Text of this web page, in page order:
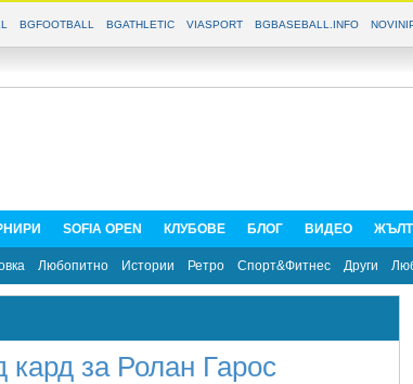
BGFOOTBALL BGATHLETIC VIASPORT BGBASEBALL.INFO
SOFIA OPEN КЛУБОВЕ БЛОГ ВИДЕО
Любопитно Истории Ретро Спорт&Фитнес Други
за Ролан Гарос